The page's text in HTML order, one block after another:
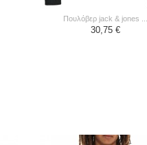
πουλόβερ jack & jones ...
30,75 €